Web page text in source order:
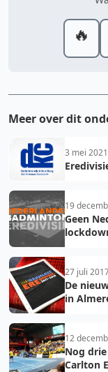
🔥
Meer over dit
3 mei 2021
19
Geen
27 juli
De
in
12
Nog
Carlton